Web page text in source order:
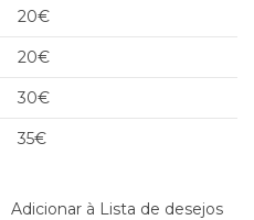
20€
20€
30€
35€
Adicionar à Lista de desejos